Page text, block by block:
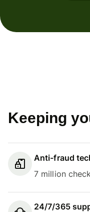
Keeping
Anti-fraud
7 million
24/7/365